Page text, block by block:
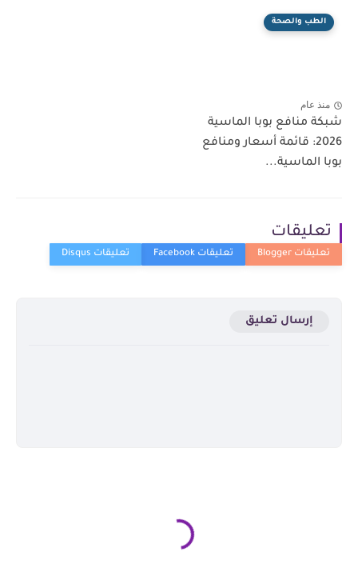
الطب والصحة
منذ عام
شبكة منافع بوبا الماسية
2026: قائمة أسعار ومنافع
بوبا الماسية...
تعليقات
إرسال تعليق